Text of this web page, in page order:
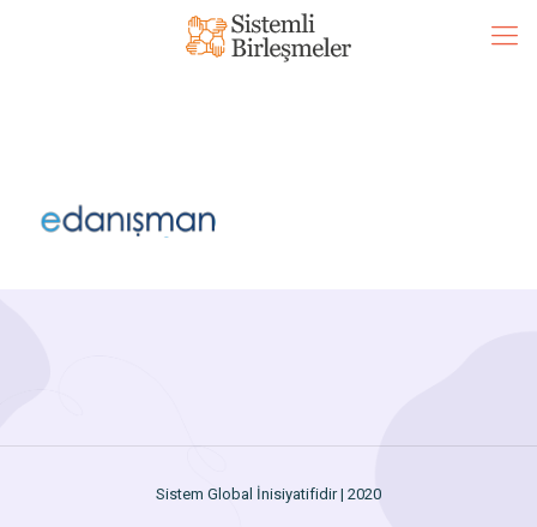
Sistem Global İnisiyatifidir | 2020